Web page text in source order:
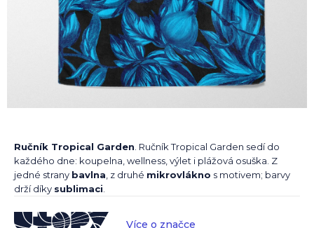
Ručník Tropical Garden. Ručník Tropical Garden sedí do
každého dne: koupelna, wellness, výlet i plážová osuška. Z
jedné strany bavlna, z druhé mikrovlákno s motivem; barvy
drží díky sublimaci.
Více o značce